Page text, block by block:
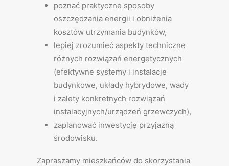
poznać praktyczne sposoby
oszczędzania energii i obniżenia
kosztów utrzymania budynków,
lepiej zrozumieć aspekty techniczne
różnych rozwiązań energetycznych
(efektywne systemy i instalacje
budynkowe, układy hybrydowe, wady
i zalety konkretnych rozwiązań
instalacyjnych/urządzeń grzewczych),
zaplanować inwestycję przyjazną
środowisku.
Zapraszamy mieszkańców do skorzystania